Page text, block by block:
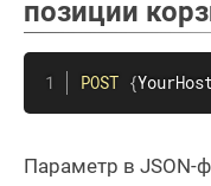
позиции
POST {
Параметр в JSON-